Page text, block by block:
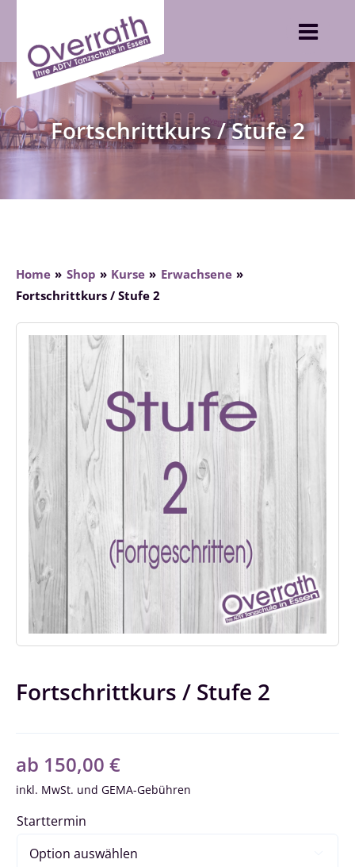
content
Fortschrittkurs / Stufe 2
Home Shop Kurse
Erwachsene
Fortschrittkurs / Stufe 2
Fortschrittkurs / Stufe 2
ab 150,00 €
inkl. MwSt.
Starttermin